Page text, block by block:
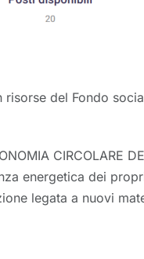
del Fondo
CIRCOLARE
energetica dei
legata a nuovi